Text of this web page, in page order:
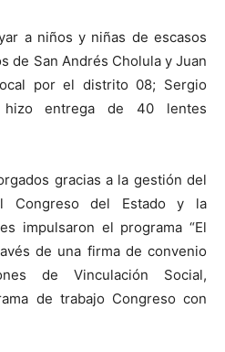
a niños y niñas de escasos
de San Andrés Cholula y Juan
por el distrito 08; Sergio
hizo entrega de 40 lentes
gracias a la gestión del
Congreso del Estado y la
impulsaron el programa “El
de una firma de convenio
de Vinculación Social,
de trabajo Congreso con